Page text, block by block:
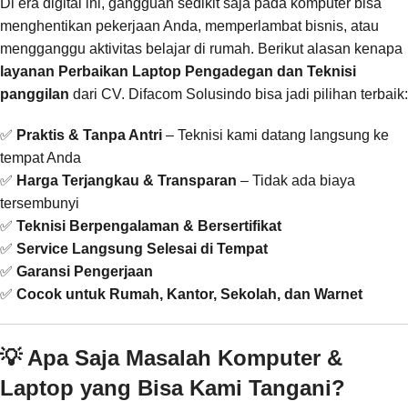
menghentikan pekerjaan Anda, memperlambat bisnis, atau
mengganggu aktivitas belajar di rumah. Berikut alasan kenapa
layanan Perbaikan Laptop Pengadegan dan Teknisi
panggilan dari CV. Difacom Solusindo bisa jadi pilihan terbaik:
✅ Praktis & Tanpa Antri – Teknisi kami datang langsung ke
tempat Anda
✅ Harga Terjangkau & Transparan – Tidak ada biaya
tersembunyi
✅ Teknisi Berpengalaman & Bersertifikat
✅ Service Langsung Selesai di Tempat
✅ Garansi Pengerjaan
✅ Cocok untuk Rumah, Kantor, Sekolah, dan Warnet
💡 Apa Saja Masalah Komputer &
Laptop yang Bisa Kami Tangani?